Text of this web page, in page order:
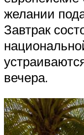
желании
Завтрак
вечера.